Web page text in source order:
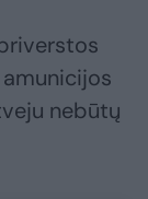
nebūtų